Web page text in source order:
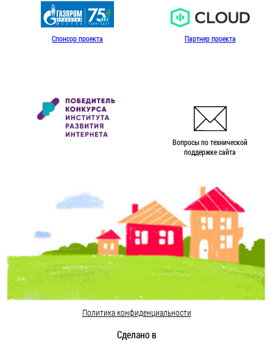
Спонсор проекта Партнер проекта
Вопросы по технической
поддержке сайта
Политика конфиденциальности
Сделано в